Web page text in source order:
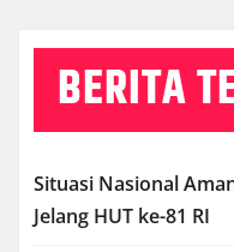
BERITA
Situasi Nasional
Jelang HUT ke-81 RI